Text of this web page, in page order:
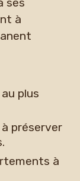
à
plus
préserver
à